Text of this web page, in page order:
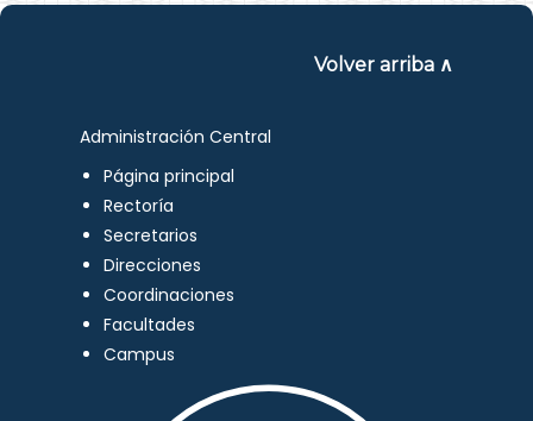
Volver arriba ∧
Administración Central
Página principal
Rectoría
Secretarios
Direcciones
Coordinaciones
Facultades
Campus